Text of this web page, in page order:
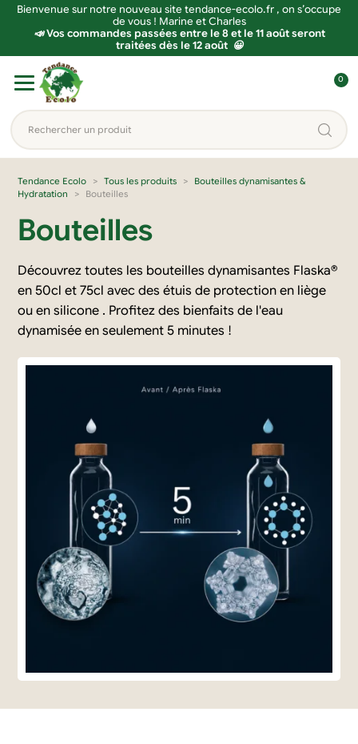
Bienvenue sur notre nouveau site tendance-ecolo.fr , on s’occupe
de vous ! Marine et Charles
📣 Vos commandes passées entre le 8 et le 11 août seront
traitées dès le 12 août 😀
navigation
contenu
Rechercher
un
produit...
o
n
e
0
Tendance Ecolo Tous les produits
Bouteilles dynamisantes &
Hydratation
Bouteilles
Bouteilles
Découvrez toutes les bouteilles dynamisantes Flaska®
en 50cl et 75cl avec des étuis de protection en liège
ou en silicone . Profitez des bienfaits de l'eau
dynamisée en seulement 5 minutes !